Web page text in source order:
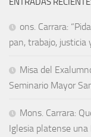
ons. Carrara:
pan, trabajo, justicia
Misa del
Seminario Mayor
Mons. Carrara:
Iglesia platense una